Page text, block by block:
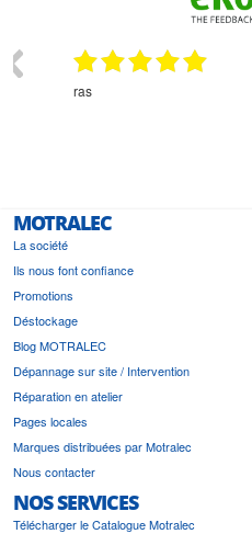
ras
MOTRALEC
La société
Ils nous font confiance
Promotions
Déstockage
Blog MOTRALEC
Dépannage sur site / Intervention
Réparation en atelier
Pages locales
Marques distribuées par Motralec
Nous contacter
NOS SERVICES
Télécharger le Catalogue Motralec